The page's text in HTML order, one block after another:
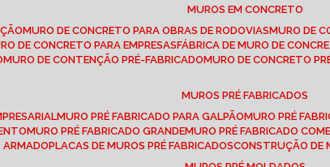
MUROS EM CONCRETO
MURO DE CONCRETO PARA OBRAS DE RODOVIAS
MURO DE
DE CONCRETO PARA EMPRESAS FÁBRICA DE MURO DE
MURO DE CONTENÇÃO PRÉ-FABRICADO MURO DE CONCRETO
MUROS PRÉ FABRICADOS
MURO PRÉ FABRICADO PARA GALPÃO MURO PRÉ
MURO PRÉ FABRICADO GRANDE MURO PRÉ FABRICADO
ARMADO PLACAS DE MUROS PRÉ FABRICADOS CONSTRUÇÃO DE